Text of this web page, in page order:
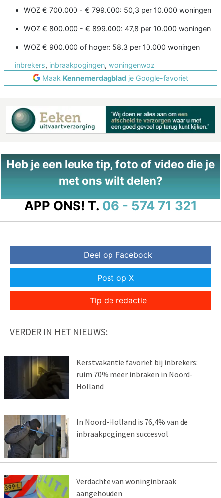
WOZ € 700.000 - € 799.000: 50,3 per 10.000 woningen
WOZ € 800.000 - € 899.000: 47,8 per 10.000 woningen
WOZ € 900.000 of hoger: 58,3 per 10.000 woningen
inbrekers, inbraakpogingen, woningenwoz
Maak Kennemerdagblad je Google-favoriet
Heb je een leuke tip, foto of video die je
met ons wilt delen?
APP ONS! T. 06 - 574 71 321
Deel op Facebook
Post op X
Tip de redactie
VERDER IN HET NIEUWS:
Kerstvakantie favoriet bij inbrekers:
ruim 70% meer inbraken in Noord-
Holland
In Noord-Holland is 76,4% van de
inbraakpogingen succesvol
Verdachte van woninginbraak
aangehouden